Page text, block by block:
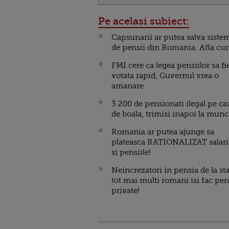
Pe acelasi subiect:
Capsunarii ar putea salva
de pensii din Romania. Afla
FMI cere ca legea pensiilor sa
votata rapid, Guvernul vrea o
amanare
3.200 de pensionati ilegal pe
de boala, trimisi inapoi la
Romania ar putea ajunge sa
plateasca RATIONALIZAT
si pensiile!
Neincrezatori in pensia de la
tot mai multi romani isi fac
private!